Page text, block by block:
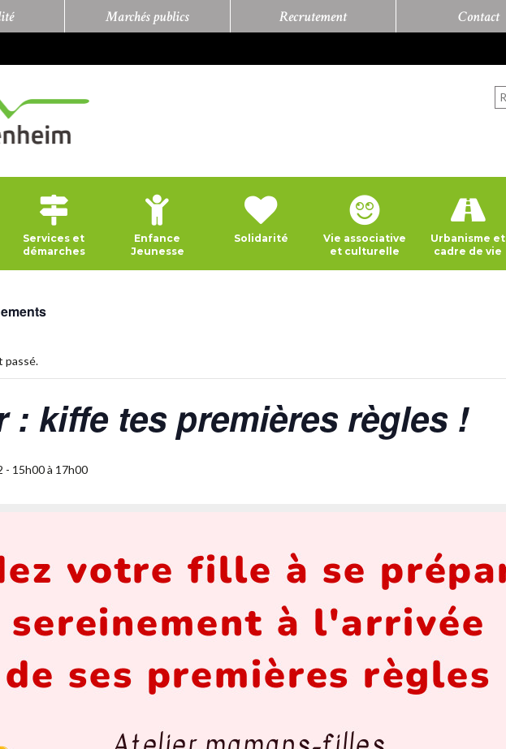
Marchés publics Recrutement Contact
Services et
démarches
Enfance
Jeunesse
Solidarité
Vie associative
et culturelle
Urbanisme et
cadre de vie
passé.
: kiffe tes premières règles !
- 15h00à 17h00